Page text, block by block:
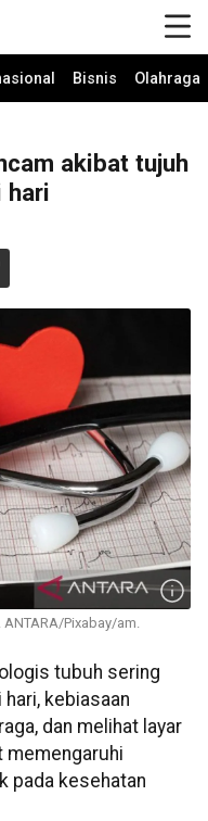
Bisnis Olahraga
akibat tujuh
hari
Pixabay/am.
tubuh sering
kebiasaan
dan melihat layar
memengaruhi
pada kesehatan